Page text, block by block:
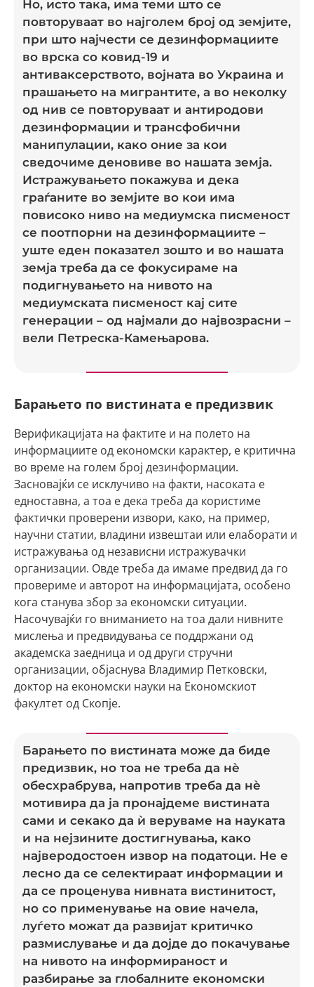
Но, исто така, има теми што се
повторуваат во најголем број од земјите,
при што најчести се дезинформациите
во врска со ковид-19 и
антиваксерството, војната во Украина и
прашањето на мигрантите, а во неколку
од нив се повторуваат и антиродови
дезинформации и трансфобични
манипулации, како оние за кои
сведочиме деновиве во нашата земја.
Истражувањето покажува и дека
граѓаните во земјите во кои има
повисоко ниво на медиумска писменост
се поотпорни на дезинформациите –
уште еден показател зошто и во нашата
земја треба да се фокусираме на
подигнувањето на нивото на
медиумската писменост кај сите
генерации – од најмали до највозрасни –
вели Петреска-Камењарова.
Барањето по вистината е предизвик
Верификацијата на фактите и на полето на
информациите од економски карактер, е критична
во време на голем број дезинформации.
Засновајќи се исклучиво на факти, насоката е
едноставна, а тоа е дека треба да користиме
фактички проверени извори, како, на пример,
научни статии, владини извештаи или елаборати и
истражувања од независни истражувачки
организации. Овде треба да имаме предвид да го
провериме и авторот на информацијата, особено
кога станува збор за економски ситуации.
Насочувајќи го вниманието на тоа дали нивните
мислења и предвидувања се поддржани од
академска заедница и од други стручни
организации, објаснува Владимир Петковски,
доктор на економски науки на Економскиот
факултет од Скопје.
Барањето по вистината може да биде
предизвик, но тоа не треба да нè
обесхрабрува, напротив треба да нè
мотивира да ја пронајдеме вистината
сами и секако да ѝ веруваме на науката
и на нејзините достигнувања, како
најверодостоен извор на податоци. Не е
лесно да се селектираат информации и
да се проценува нивната вистинитост,
но со применување на овие начела,
луѓето можат да развијат критичко
размислување и да дојде до покачување
на нивото на информираност и
разбирање за глобалните економски